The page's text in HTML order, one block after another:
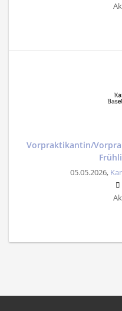
Vorpraktikantin/
05.05.2026,